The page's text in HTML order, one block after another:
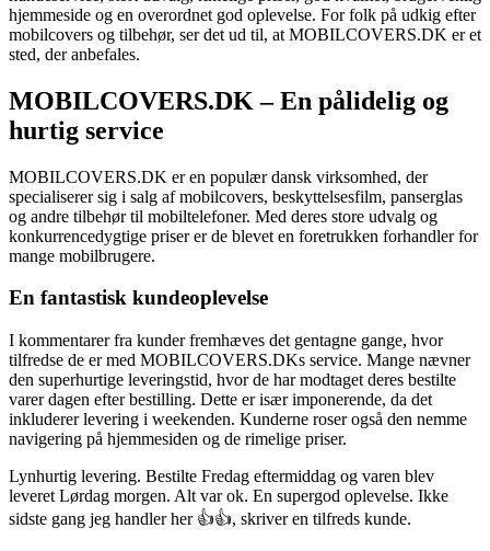
hjemmeside og en overordnet god oplevelse. For folk på udkig efter
mobilcovers og tilbehør, ser det ud til, at MOBILCOVERS.DK er et
sted, der anbefales.
MOBILCOVERS.DK – En pålidelig og
hurtig service
MOBILCOVERS.DK er en populær dansk virksomhed, der
specialiserer sig i salg af mobilcovers, beskyttelsesfilm, panserglas
og andre tilbehør til mobiltelefoner. Med deres store udvalg og
konkurrencedygtige priser er de blevet en foretrukken forhandler for
mange mobilbrugere.
En fantastisk kundeoplevelse
I kommentarer fra kunder fremhæves det gentagne gange, hvor
tilfredse de er med MOBILCOVERS.DKs service. Mange nævner
den superhurtige leveringstid, hvor de har modtaget deres bestilte
varer dagen efter bestilling. Dette er især imponerende, da det
inkluderer levering i weekenden. Kunderne roser også den nemme
navigering på hjemmesiden og de rimelige priser.
Lynhurtig levering. Bestilte Fredag eftermiddag og varen blev
leveret Lørdag morgen. Alt var ok. En supergod oplevelse. Ikke
sidste gang jeg handler her 👍👍, skriver en tilfreds kunde.